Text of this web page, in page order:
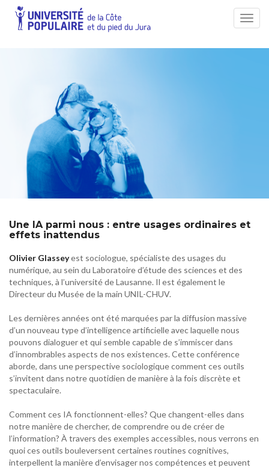
2526-04 – Une IA parmi nous : entre usages
ordinaires et effets inattendus
Une IA parmi nous : entre usages ordinaires et
effets inattendus
Olivier Glasseyest sociologue, spécialiste des usages du
numérique, au sein du Laboratoire d’étude des sciences et des
techniques, à l’université de Lausanne. Il est également le
Directeur du Musée de la main UNIL-CHUV.
Les dernières années ont été marquées par la diffusion massive
d’un nouveau type d’intelligence artificielle avec laquelle nous
pouvons dialoguer et qui semble capable de s’immiscer dans
d’innombrables aspects de nos existences. Cette conférence
aborde, dans une perspective sociologique comment ces outils
s’invitent dans notre quotidien de manière à la fois discrète et
spectaculaire.
Comment ces IA fonctionnent-elles? Que changent-elles dans
notre manière de chercher, de comprendre ou de créer de
l’information? À travers des exemples accessibles, nous verrons en
quoi ces outils bouleversent certaines routines cognitives,
interpellent la manière d’envisager nos compétences et peuvent